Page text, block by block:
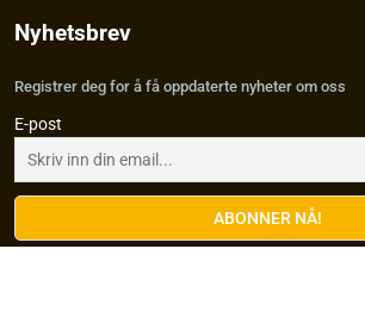
Nyhetsbrev
Registrer deg for å få oppdaterte nyheter om oss
E-post